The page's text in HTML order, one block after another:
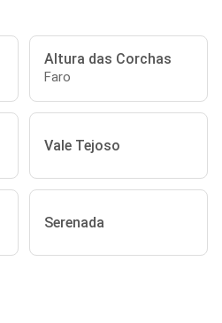
Altura das Corchas
Faro
Vale Tejoso
Serenada